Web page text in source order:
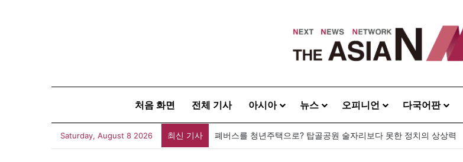
처음 화면 전체 기사 아시아 뉴스 오피니언 다국어판
Saturday, August 8 2026 최신 기사 폐버스를 청년주택으로? 탑골공원 술자리보다 못한 정치의 상상력